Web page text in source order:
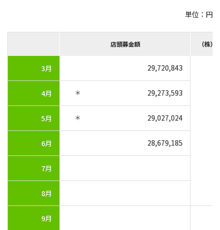
単位：円
店頭募金額 （株
3月 29,720,843
4月 ＊ 29,273,593
5月 ＊ 29,027,024
6月 28,679,185
7月
8月
9月